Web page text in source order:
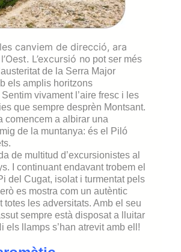
canviem de direcció, ara
L’excursió no pot ser més
de la Serra Major
els amplis horitzons
vivament l’aire fresc i les
que sempre desprèn Montsant.
comencem a albirar una
de la muntanya: és el Piló
de multitud d’excursionistes al
I continuant endavant trobem el
del Cugat, isolat i turmentat pels
es mostra com un autèntic
totes les adversitats. Amb el seu
sempre està disposat a lluitar
els llamps s’han atrevit amb ell!